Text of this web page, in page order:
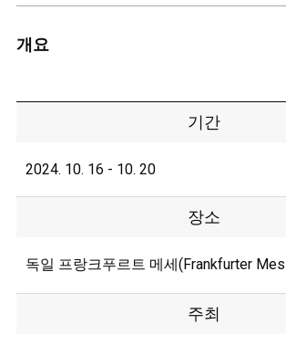
개요
기간
2024. 10. 16 - 10. 20
장소
독일 프랑크푸르트 메세(Frankfurter
주최